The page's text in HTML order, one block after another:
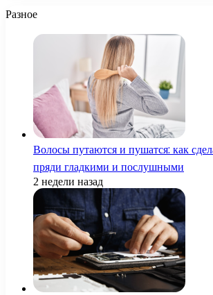
Разное
Волосы путаются и пушатся: как
пряди гладкими и послушными
2 недели назад